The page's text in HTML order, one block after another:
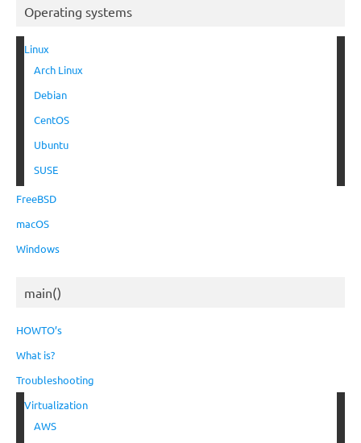
Operating systems
Linux
Arch Linux
Debian
CentOS
Ubuntu
SUSE
FreeBSD
macOS
Windows
main()
HOWTO’s
What is?
Troubleshooting
Virtualization
AWS